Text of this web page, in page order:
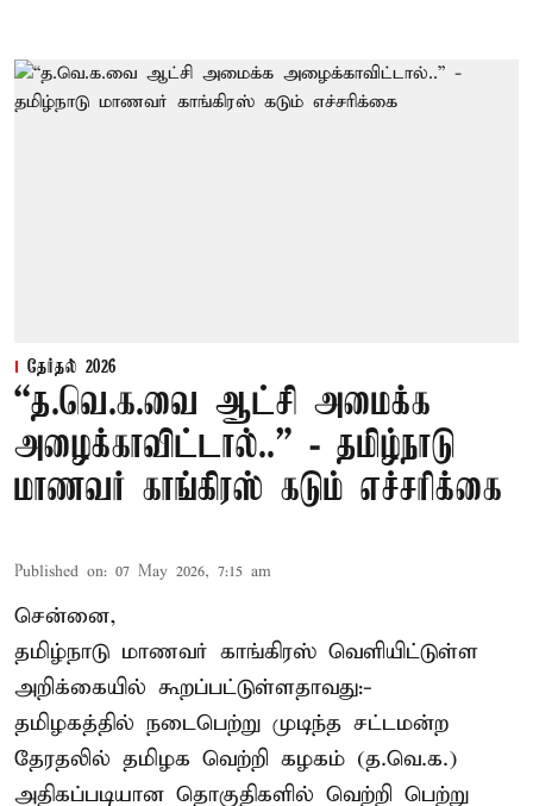
தேர்தல் 2026
“த.வெ.க.வை ஆட்சி அமைக்க
அழைக்காவிட்டால்..” - தமிழ்நாடு
மாணவர் காங்கிரஸ் கடும் எச்சரிக்கை
Published on: 07 May 2026, 7:15 am
சென்னை,
தமிழ்நாடு மாணவர் காங்கிரஸ் வெளியிட்டுள்ள
அறிக்கையில் கூறப்பட்டுள்ளதாவது:-
தமிழகத்தில் நடைபெற்று முடிந்த சட்டமன்ற
தேரதலில் தமிழக வெற்றி கழகம் (த.வெ.க.)
அதிகப்படியான தொகுதிகளில் வெற்றி பெற்று